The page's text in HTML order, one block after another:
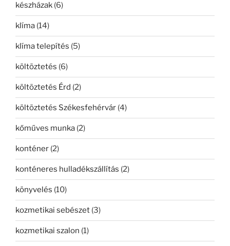
készházak (6)
klíma (14)
klíma telepítés (5)
költöztetés (6)
költöztetés Érd (2)
költöztetés Székesfehérvár (4)
kőműves munka (2)
konténer (2)
konténeres hulladékszállítás (2)
könyvelés (10)
kozmetikai sebészet (3)
kozmetikai szalon (1)